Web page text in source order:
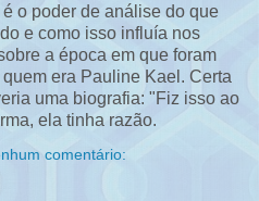
o poder de análise do que
e como isso influía nos
a época em que foram
era Pauline Kael. Certa
uma biografia: "Fiz isso ao
ela tinha razão.
comentário: